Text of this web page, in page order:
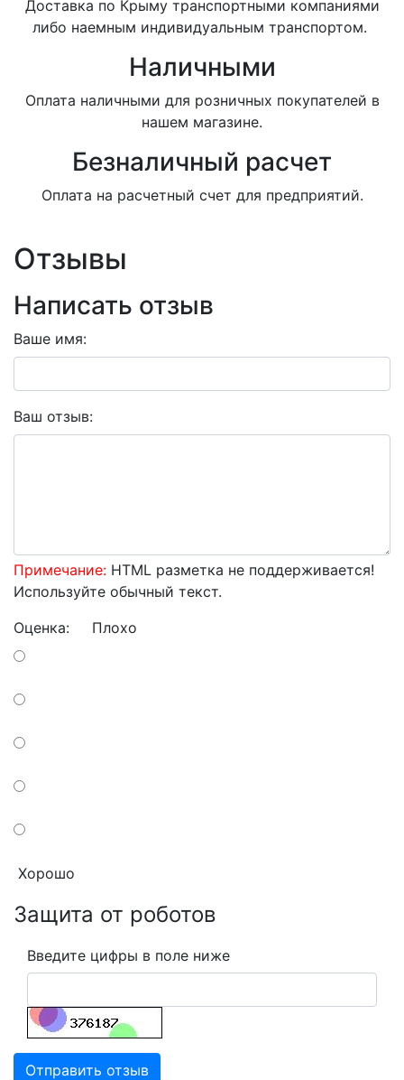
Доставка по Крыму транспортными компаниями
либо наемным индивидуальным транспортом.
Наличными
Оплата наличными для розничных покупателей в
нашем магазине.
Безналичный расчет
Оплата на расчетный счет для предприятий.
Отзывы
Написать отзыв
Ваше имя:
Ваш отзыв:
Примечание: HTML разметка не поддерживается!
Используйте обычный текст.
Оценка: Плохо
Хорошо
Защита от роботов
Введите цифры в поле ниже
Отправить отзыв